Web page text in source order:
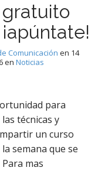
gratuito
Comunicación en 14
en Noticias
para
técnicas y
un curso
semana que se
mas